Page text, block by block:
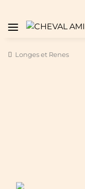
Longes et Renes